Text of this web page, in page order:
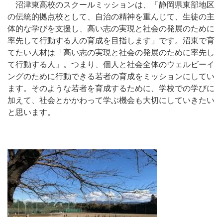
沼津東高校のスクールミッションは、「静岡県東部地区
の伝統的拠点校として、自治の精神を重んじて、生徒の主
体的な学びを支援し、高い志の実現と社会の発展のために
率先して行動する人の育成を目指します」です。沼東で育
てたい人材は「高い志の実現と社会の発展のために率先し
て行動する人」。つまり、個人と社会全体のウェルビーイ
ングのために行動できる若者の育成をミッションにしてい
ます。そのような若者を育成するために、学校での学びに
加えて、社会とかかわって学ぶ機会も大切にしていきたい
と思います。